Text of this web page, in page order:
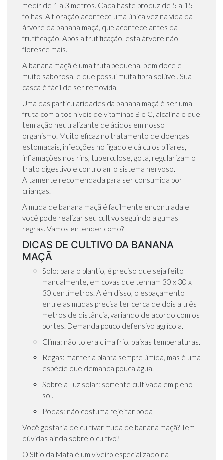
medir de 1 a 3 metros. Cada haste produz de 5 a 15
folhas. A floração acontece uma única vez na vida da
árvore da banana maçã, que acontece antes da
frutificação. Após a frutificação, esta árvore não
floresce mais.
A banana maçã é uma fruta pequena, bem doce e
muito saborosa, e que possui muita fibra solúvel. Sua
casca é fácil de ser removida.
Uma das particularidades da banana maçã é ser uma
fruta com altos níveis de vitaminas B e C, alcalina e que
tem ação neutralizante de ácidos em nosso
organismo. Muito eficaz no tratamento de doenças
estomacais, infecções no fígado e cálculos biliares,
inflamações nos rins, tuberculose, gota, regularizam o
trato digestivo e controlam o sistema nervoso.
Altamente recomendada para ser consumida por
crianças.
A muda de banana maçã é facilmente encontrada e
você pode realizar seu cultivo seguindo algumas
regras. Vamos entender como?
DICAS DE CULTIVO DA BANANA
MAÇÃ
Solo: para o plantio, é preciso que seja feito
manualmente, em covas que tenham 30 x 30 x
30 centímetros. Além disso, o espaçamento
entre as mudas precisa ter cerca de dois a três
metros de distância, variando de acordo com os
portes. Demanda pouco defensivo agrícola.
Clima: não tolera clima frio, baixas temperaturas.
Regas: manter a planta sempre úmida, mas é uma
espécie que demanda pouca água.
Sobre a Luz solar: somente cultivada em pleno
sol.
Podas: não costuma rejeitar poda
Você gostaria de cultivar muda de banana maçã? Tem
dúvidas ainda sobre o cultivo?
O Sítio da Mata é um viveiro especializado na